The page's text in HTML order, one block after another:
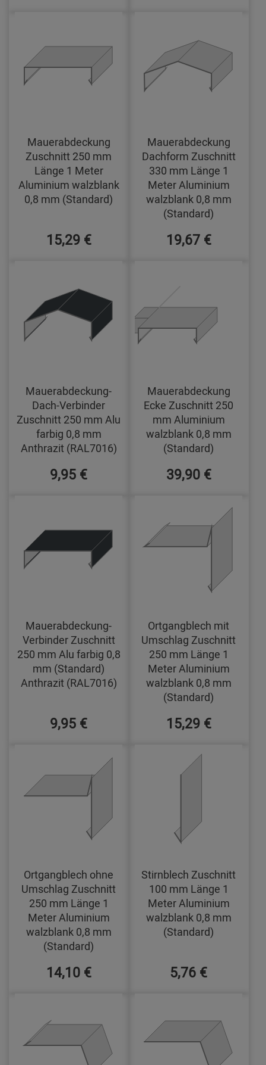
Mauerabdeckung
Zuschnitt 250 mm
Länge 1 Meter
Aluminium walzblank
0,8 mm (Standard)
15,29 €
Mauerabdeckung
Dachform Zuschnitt
330 mm Länge 1
Meter Aluminium
walzblank 0,8 mm
(Standard)
19,67 €
Mauerabdeckung-
Dach-Verbinder
Zuschnitt 250 mm Alu
farbig 0,8 mm
Anthrazit (RAL7016)
9,95 €
Mauerabdeckung
Ecke Zuschnitt 250
mm Aluminium
walzblank 0,8 mm
(Standard)
39,90 €
Mauerabdeckung-
Verbinder Zuschnitt
250 mm Alu farbig 0,8
mm (Standard)
Anthrazit (RAL7016)
9,95 €
Ortgangblech mit
Umschlag Zuschnitt
250 mm Länge 1
Meter Aluminium
walzblank 0,8 mm
(Standard)
15,29 €
Ortgangblech ohne
Umschlag Zuschnitt
250 mm Länge 1
Meter Aluminium
walzblank 0,8 mm
(Standard)
14,10 €
Stirnblech Zuschnitt
100 mm Länge 1
Meter Aluminium
walzblank 0,8 mm
(Standard)
5,76 €